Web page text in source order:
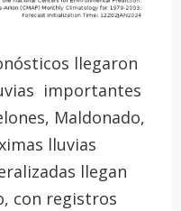
llegaron
importantes
Maldonado,
lluvias
llegan
con registros